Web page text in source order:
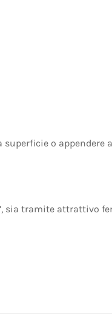
o appendere
sia tramite attrattivo